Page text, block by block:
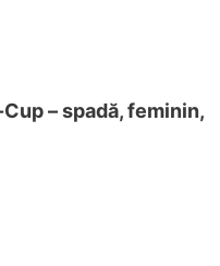
– spadă, feminin,